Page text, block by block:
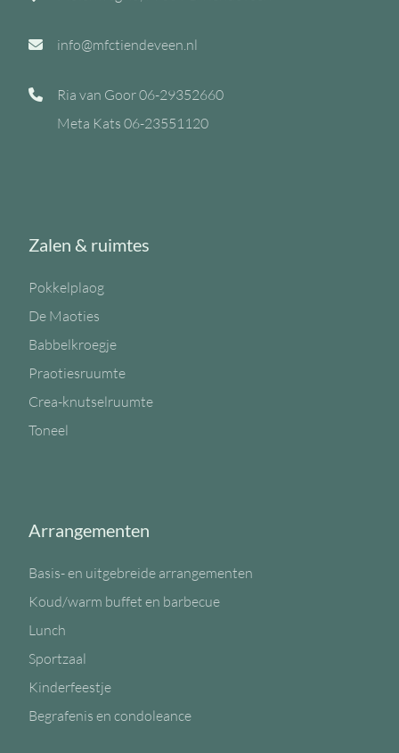
info@mfctiendeveen.nl
Ria van Goor06-29352660
Meta Kats 06-23551120
Zalen & ruimtes
Pokkelplaog
De Maoties
Babbelkroegje
Praotiesruumte
Crea-knutselruumte
Toneel
Arrangementen
Basis- en uitgebreide arrangementen
Koud/warm buffet en barbecue
Lunch
Sportzaal
Kinderfeestje
Begrafenis en condoleance